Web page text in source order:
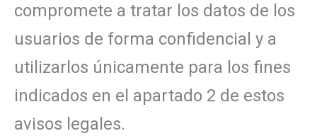
compromete a tratar los datos de los
usuarios de forma confidencial y a
utilizarlos únicamente para los fines
indicados en el apartado 2 de estos
avisos legales.